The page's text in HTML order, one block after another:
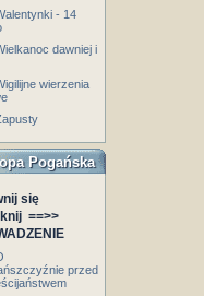
- 14
dawniej i
wierzenia
Pogańska
==>>
przed